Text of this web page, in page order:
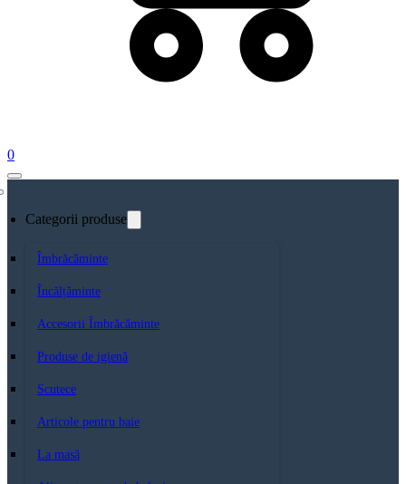
0
Categorii produse
Îmbrăcăminte
Încălțăminte
Accesorii Îmbrăcăminte
Produse de igienă
Scutece
Articole pentru baie
La masă